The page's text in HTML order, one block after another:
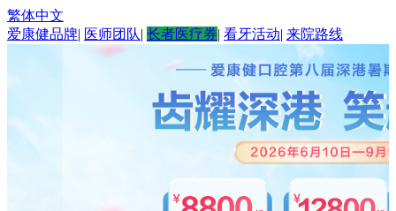
繁体中文
爱康健品牌| 医师团队| 长者医疗券| 看牙活动| 来院路线